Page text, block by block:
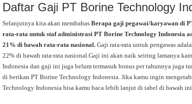
Daftar Gaji PT Borine Technology
Selanjutnya kita akan membahas Berapa gaji pegawai/karyawan di
rata-rata untuk staf administrasi PT Borine Technology Indonesia
21% di bawah rata-rata nasional. Gaji rata-rata untuk pengawas
22% di bawah rata-rata nasional.Gaji ini akan naik seiring lamanya
Indonesia dan gaji ini juga belum termasuk bonus per tahunnya juga
di berikan PT Borine Technology Indonesia. Jika kamu ingin
Technology Indonesia bisa kamu baca lebih lanjut di tabel di bawah